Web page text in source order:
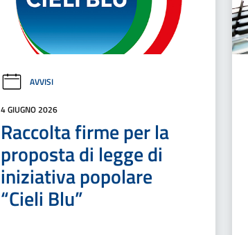
AVVISI
4 GIUGNO 2026
Raccolta firme per la
proposta di legge di
iniziativa popolare
“Cieli Blu”